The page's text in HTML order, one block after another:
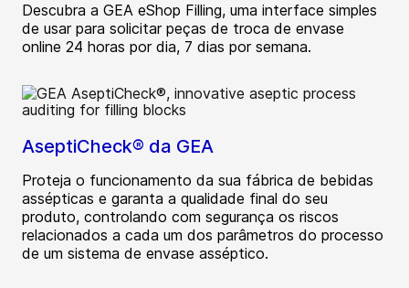
Descubra a GEA eShop Filling, uma interface simples
de usar para solicitar peças de troca de envase
online 24 horas por dia, 7 dias por semana.
AseptiCheck® da GEA
Proteja o funcionamento da sua fábrica de bebidas
assépticas e garanta a qualidade final do seu
produto, controlando com segurança os riscos
relacionados a cada um dos parâmetros do processo
de um sistema de envase asséptico.